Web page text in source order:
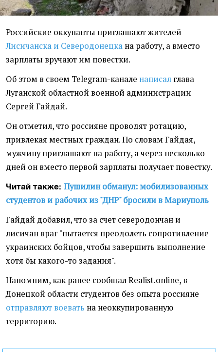
Российские оккупанты приглашают жителей
Лисичанска и Северодонецка на работу, а вместо
зарплаты вручают им повестки.
Об этом в своем Telegram-канале написал глава
Луганской областной военной администрации
Сергей Гайдай.
Он отметил, что россияне проводят ротацию,
привлекая местных граждан. По словам Гайдая,
мужчину приглашают на работу, а через несколько
дней он вместо первой зарплаты получает повестку.
Читай также: Пушилин обманул: мобилизованных
студентов и рабочих из "ДНР" бросили в Мариуполь
Гайдай добавил, что за счет северодончан и
лисичан враг "пытается преодолеть сопротивление
украинских бойцов, чтобы завершить выполнение
хотя бы какого-то задания".
Напомним, как ранее сообщал Realist.online, в
Донецкой области студентов без опыта россияне
отправляют воевать на неоккупированную
территорию.